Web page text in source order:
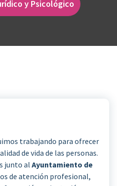
y Psicológico
trabajando para ofrecer
de vida de las personas.
junto al Ayuntamiento de
de atención profesional,